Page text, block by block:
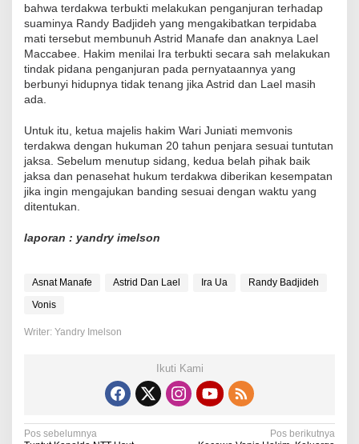
bahwa terdakwa terbukti melakukan penganjuran terhadap
suaminya Randy Badjideh yang mengakibatkan terpidaba
mati tersebut membunuh Astrid Manafe dan anaknya Lael
Maccabee. Hakim menilai Ira terbukti secara sah melakukan
tindak pidana penganjuran pada pernyataannya yang
berbunyi hidupnya tidak tenang jika Astrid dan Lael masih
ada.
Untuk itu, ketua majelis hakim Wari Juniati memvonis
terdakwa dengan hukuman 20 tahun penjara sesuai tuntutan
jaksa. Sebelum menutup sidang, kedua belah pihak baik
jaksa dan penasehat hukum terdakwa diberikan kesempatan
jika ingin mengajukan banding sesuai dengan waktu yang
ditentukan.
laporan : yandry imelson
Asnat Manafe Astrid Dan Lael Ira Ua
Randy Badjideh
Vonis
Writer: Yandry Imelson
Ikuti Kami
N
Pos sebelumnya
Pos berikutnya